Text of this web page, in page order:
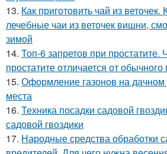
13. Как приготовить чай из веточек.
лечебные чаи из веточек вишни,
зимой
14. Топ-6 запретов при
простатите отличается от
15. Оформление газонов на дачном
места
16. Техника посадки садовой
садовой гвоздики
17. Народные средства обработки